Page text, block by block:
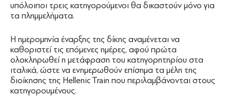
υπόλοιποι τρεις κατηγορούμενοι θα δικαστούν μόνο για
τα πλημμελήματα.
Η ημερομηνία έναρξης της δίκης αναμένεται να
καθοριστεί τις επόμενες ημέρες, αφού πρώτα
ολοκληρωθεί η μετάφραση του κατηγορητηρίου στα
ιταλικά, ώστε να ενημερωθούν επίσημα τα μέλη της
διοίκησης της Hellenic Train που περιλαμβάνονται στους
κατηγορουμένους.